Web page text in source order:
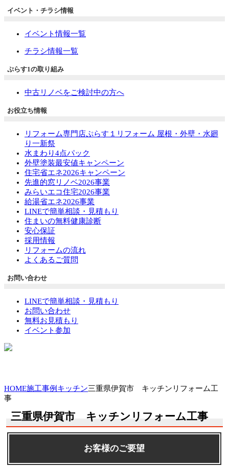
イベント・チラシ情報
イベント情報一覧
チラシ情報一覧
ぷらす1の取り組み
中古リノベをご検討中の方へ
お役立ち情報
リフォーム専門店ぷらす１リフォーム 屋根・外壁・水廻
り一新祭
水まわり4点パック
外壁塗装最安値キャンペーン
住宅省エネ2026キャンペーン
先進的窓リノベ2026事業
みらいエコ住宅2026事業
給湯省エネ2026事業
LINEで簡単相談・見積もり
住まいの無料健康診断
安心保証
採用情報
リフォームの流れ
よくあるご質問
お問い合わせ
LINEで簡単相談・見積もり
お問い合わせ
無料お見積もり
イベント参加
HOME施工事例 キッチン三重県伊賀市 キッチンリフォーム工
事
三重県伊賀市 キッチンリフォーム工事
お客様のご要望